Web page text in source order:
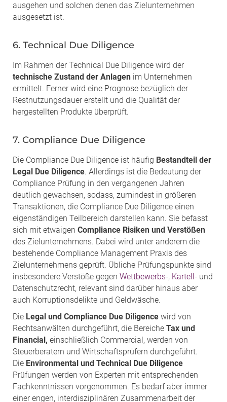
ausgehen und solchen denen das Zielunternehmen
ausgesetzt ist.
6. Technical Due Diligence
Im Rahmen der Technical Due Diligence wird der
technische Zustand der Anlagen im Unternehmen
ermittelt. Ferner wird eine Prognose bezüglich der
Restnutzungsdauer erstellt und die Qualität der
hergestellten Produkte überprüft.
7. Compliance Due Diligence
Die Compliance Due Diligence ist häufig Bestandteil der
Legal Due Diligence. Allerdings ist die Bedeutung der
Compliance Prüfung in den vergangenen Jahren
deutlich gewachsen, sodass, zumindest in größeren
Transaktionen, die Compliance Due Diligence einen
eigenständigen Teilbereich darstellen kann. Sie befasst
sich mit etwaigen Compliance Risiken und Verstößen
des Zielunternehmens. Dabei wird unter anderem die
bestehende Compliance Management Praxis des
Zielunternehmens geprüft. Übliche Prüfungspunkte sind
insbesondere Verstöße gegen Wettbewerbs-, Kartell- und
Datenschutzrecht, relevant sind darüber hinaus aber
auch Korruptionsdelikte und Geldwäsche.
Die Legal und Compliance Due Diligence wird von
Rechtsanwälten durchgeführt, die Bereiche Tax und
Financial, einschließlich Commercial, werden von
Steuerberatern und Wirtschaftsprüfern durchgeführt.
Die Environmental und Technical Due Diligence
Prüfungen werden von Experten mit entsprechenden
Fachkenntnissen vorgenommen. Es bedarf aber immer
einer engen, interdisziplinären Zusammenarbeit der